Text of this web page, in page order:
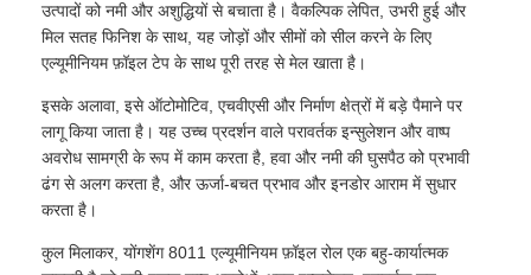
मिरर एल्यूमीनियम
उत्पादों को नमी और अशुद्धियों से बचाता है। वैकल्पिक लेपित, उभरी हुई और
मिल सतह फिनिश के साथ, यह जोड़ों और सीमों को सील करने के लिए
एल्यूमीनियम फ़ॉइल टेप के साथ पूरी तरह से मेल खाता है।
इसके अलावा, इसे ऑटोमोटिव, एचवीएसी और निर्माण क्षेत्रों में बड़े पैमाने पर
लागू किया जाता है। यह उच्च प्रदर्शन वाले परावर्तक इन्सुलेशन और वाष्प
अवरोध सामग्री के रूप में काम करता है, हवा और नमी की घुसपैठ को प्रभावी
ढंग से अलग करता है, और ऊर्जा-बचत प्रभाव और इनडोर आराम में सुधार
करता है।
कुल मिलाकर, योंगशेंग 8011 एल्यूमीनियम फ़ॉइल रोल एक बहु-कार्यात्मक